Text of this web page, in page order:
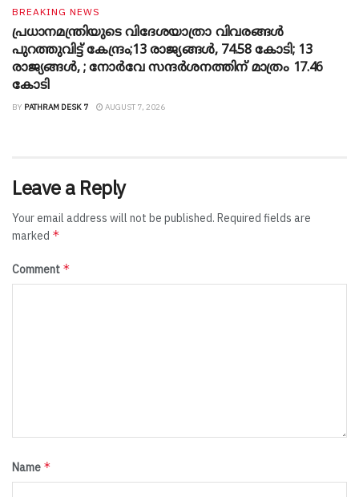
BREAKING NEWS
പ്രധാനമന്ത്രിയുടെ വിദേശയാത്രാ വിവരങ്ങൾ
പുറത്തുവിട്ട് കേന്ദ്രം;13 രാജ്യങ്ങൾ, 74.58 കോടി; 13
രാജ്യങ്ങൾ, ; നോർവേ സന്ദർശനത്തിന് മാത്രം 17.46
കോടി
BY PATHRAM DESK 7 AUGUST 7, 2026
Leave a Reply
Your email address will not be published. Required fields are
marked *
Comment *
Name *